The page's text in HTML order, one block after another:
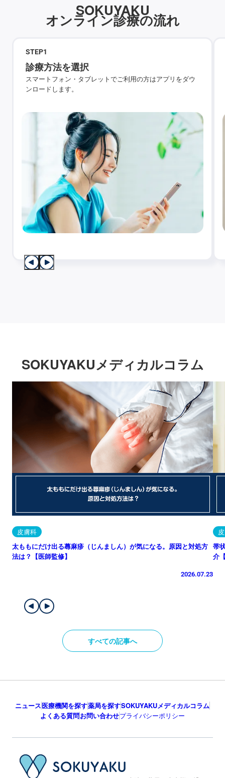
SOKUYAKU
オンライン診療の流れ
STEP1
診療方法を選択
スマートフォン・タブレットでご利用の方はアプリをダウ
ンロードします。
SOKUYAKUメディカルコラム
皮膚科
太ももにだけ出る蕁麻疹（じんましん）が気になる。原因と対処方
法は？【医師監修】
2026.07.23
帯
介
すべての記事へ
ニュース医療機関を探す薬局を探すSOKUYAKUメディカルコラム
よくある質問お問い合わせプライバシーポリシー